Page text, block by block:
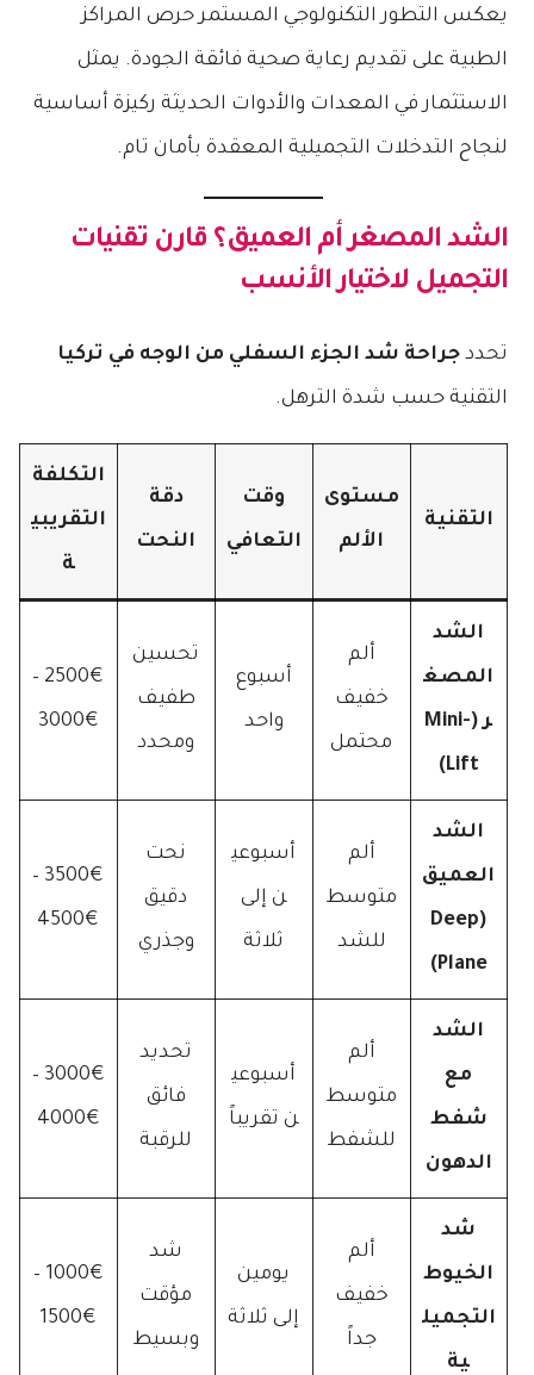
يعكس التطور التكنولوجي المستمر حرص المراكز
الطبية على تقديم رعاية صحية فائقة الجودة. يمثل
الاستثمار في المعدات والأدوات الحديثة ركيزة أساسية
لنجاح التدخلات التجميلية المعقدة بأمان تام.
الشد المصغر أم العميق؟ قارن تقنيات
التجميل لاختيار الأنسب
تحددجراحة شد الجزء السفلي من الوجه في تركيا
التقنية حسب شدة الترهل.
التقنية
مستوى
الألم
وقت
التعافي
دقة
النحت
التكلفة
التقريبي
ة
الشد
المصغ
ر (Mini-
Lift)
ألم
خفيف
محتمل
أسبوع
واحد
تحسين
طفيف
ومحدد
2500€ –
3000€
الشد
العميق
(Deep
Plane)
ألم
متوسط
للشد
أسبوعي
ن إلى
ثلاثة
نحت
دقيق
وجذري
3500€ –
4500€
الشد
مع
شفط
الدهون
ألم
متوسط
للشفط
أسبوعي
ن تقريباً
تحديد
فائق
للرقبة
3000€ –
4000€
شد
الخيوط
التجميل
ية
ألم
خفيف
جداً
يومين
إلى ثلاثة
شد
مؤقت
وبسيط
1000€ –
1500€